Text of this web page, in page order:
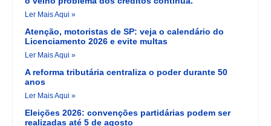
Ler Mais Aqui »
Atenção, motoristas de SP: veja o calendário do
Licenciamento 2026 e evite multas
Ler Mais Aqui »
A reforma tributária centraliza o poder durante 50
anos
Ler Mais Aqui »
Eleições 2026: convenções partidárias podem ser
realizadas até 5 de agosto